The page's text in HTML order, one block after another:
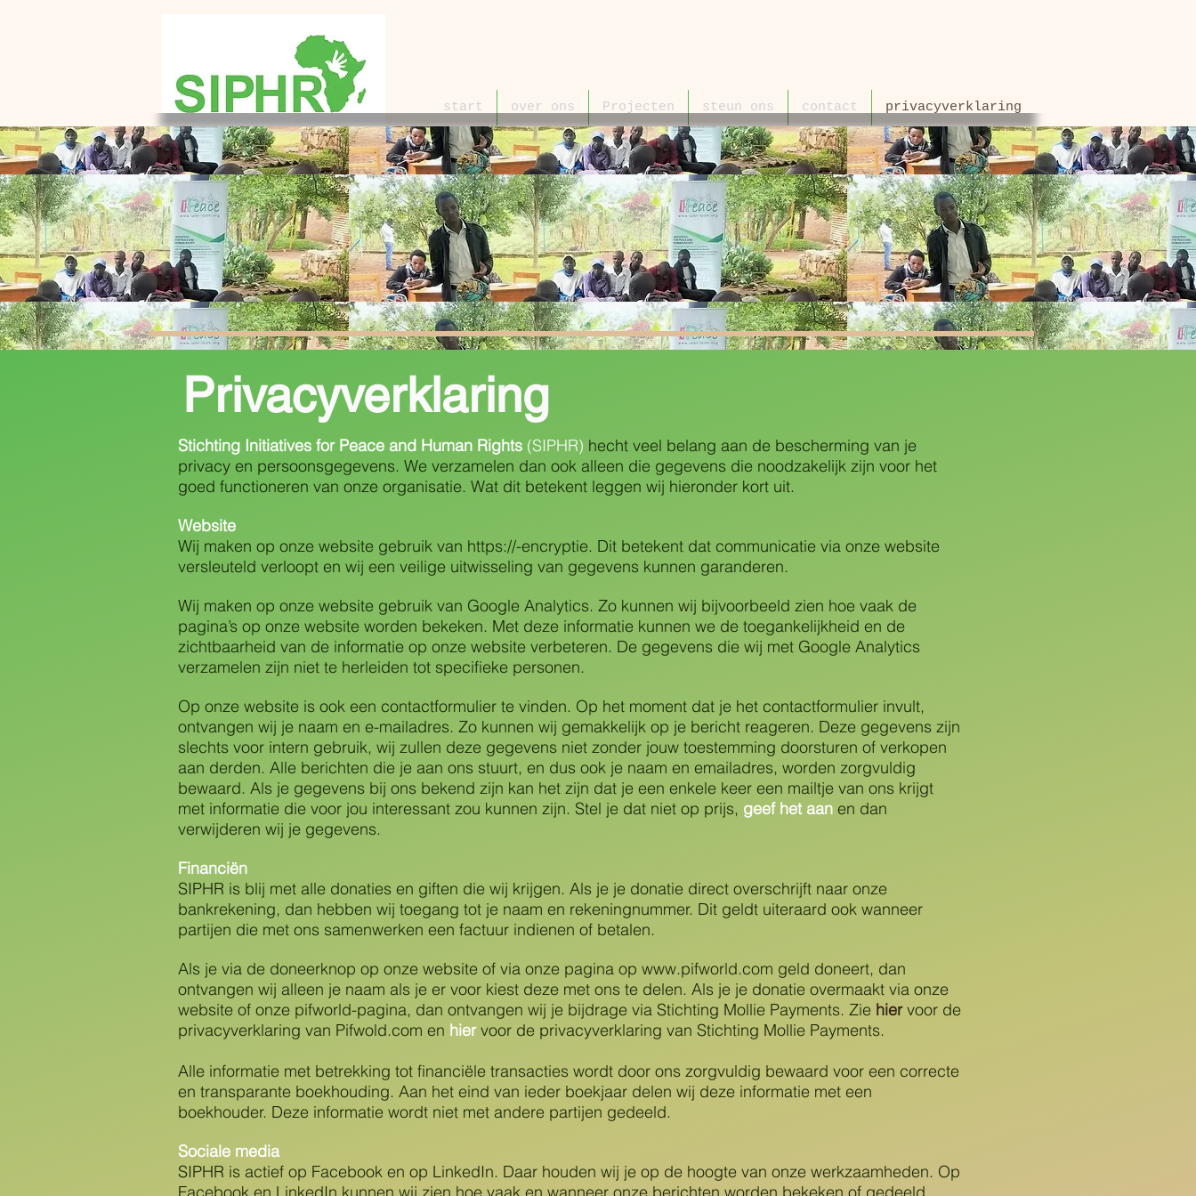
start over ons Projecten steun ons contact privacyverklaring
Privacyverklaring
Stichting Initiatives for Peace and Human Rights (SIPHR) hecht veel belang aan de bescherming van je
privacy en persoonsgegevens. We verzamelen dan ook alleen die gegevens die noodzakelijk zijn voor het
goed functioneren van onze organisatie. Wat dit betekent leggen wij hieronder kort uit.
Website
Wij maken op onze website gebruik van https://-encryptie. Dit betekent dat communicatie via onze website
versleuteld verloopt en wij een veilige uitwisseling van gegevens kunnen garanderen.
Wij maken op onze website gebruik van Google Analytics. Zo kunnen wij bijvoorbeeld zien hoe vaak de
pagina’s op onze website worden bekeken. Met deze informatie kunnen we de toegankelijkheid en de
zichtbaarheid van de informatie op onze website verbeteren. De gegevens die wij met Google Analytics
verzamelen zijn niet te herleiden tot specifieke personen.
Op onze website is ook een contactformulier te vinden. Op het moment dat je het contactformulier invult,
ontvangen wij je naam en e-mailadres. Zo kunnen wij gemakkelijk op je bericht reageren. Deze gegevens zijn
slechts voor intern gebruik, wij zullen deze gegevens niet zonder jouw toestemming doorsturen of verkopen
aan derden. Alle berichten die je aan ons stuurt, en dus ook je naam en emailadres, worden zorgvuldig
bewaard. Als je gegevens bij ons bekend zijn kan het zijn dat je een enkele keer een mailtje van ons krijgt
met informatie die voor jou interessant zou kunnen zijn. Stel je dat niet op prijs, geef het aan en dan
verwijderen wij je gegevens.
Financiën
SIPHR is blij met alle donaties en giften die wij krijgen. Als je je donatie direct overschrijft naar onze
bankrekening, dan hebben wij toegang tot je naam en rekeningnummer. Dit geldt uiteraard ook wanneer
partijen die met ons samenwerken een factuur indienen of betalen.
Als je via de doneerknop op onze website of via onze pagina op www.pifworld.com geld doneert, dan
ontvangen wij alleen je naam als je er voor kiest deze met ons te delen. Als je je donatie overmaakt via onze
website of onze pifworld-pagina, dan ontvangen wij je bijdrage via Stichting Mollie Payments. Zie hier voor de
privacyverklaring van Pifwold.com en hier voor de privacyverklaring van Stichting Mollie Payments.
Alle informatie met betrekking tot financiële transacties wordt door ons zorgvuldig bewaard voor een correcte
en transparante boekhouding. Aan het eind van ieder boekjaar delen wij deze informatie met een
boekhouder. Deze informatie wordt niet met andere partijen gedeeld.
Sociale media
SIPHR is actief op Facebook en op LinkedIn. Daar houden wij je op de hoogte van onze werkzaamheden. Op